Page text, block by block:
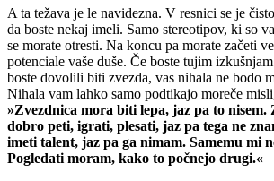
A ta težava je le navidezna. V resnici se je
da boste nekaj imeli. Samo stereotipov, ki so
se morate otresti. Na koncu pa morate začeti
potenciale vaše duše. Če boste tujim
boste dovolili biti zvezda, vas nihala ne bodo
Nihala vam lahko samo podtikajo moreče
»Zvezdnica mora biti lepa, jaz pa to nisem.
dobro peti, igrati, plesati, jaz pa tega ne
imeti talent, jaz pa ga nimam. Samemu mi
Pogledati moram, kako to počnejo drugi.«